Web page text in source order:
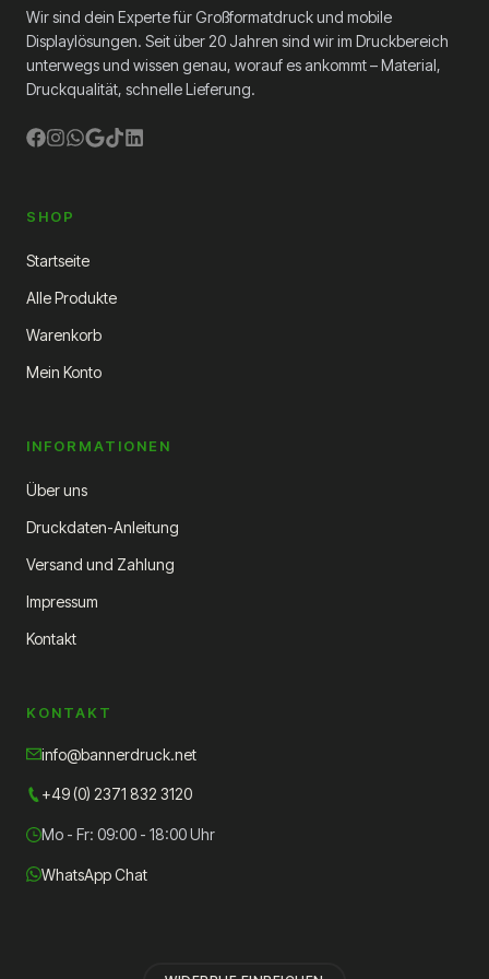
Wir sind dein Experte für Großformatdruck und mobile
Displaylösungen. Seit über 20 Jahren sind wir im Druckbereich
unterwegs und wissen genau, worauf es ankommt – Material,
Druckqualität, schnelle Lieferung.
SHOP
Startseite
Alle Produkte
Warenkorb
Mein Konto
INFORMATIONEN
Über uns
Druckdaten-Anleitung
Versand und Zahlung
Impressum
Kontakt
KONTAKT
info@bannerdruck.net
+49 (0) 2371 832 3120
Mo - Fr: 09:00 - 18:00 Uhr
WhatsApp Chat